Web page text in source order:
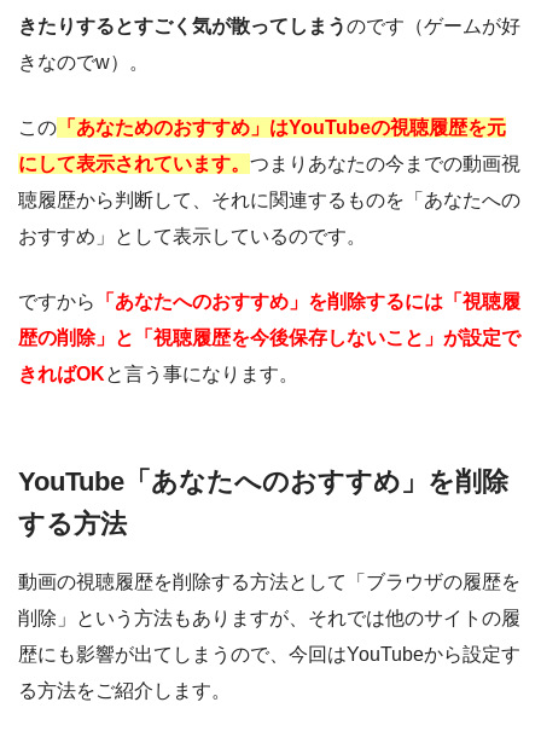
きたりするとすごく気が散ってしまうのです（ゲームが好
きなのでw）。
この 「あなためのおすすめ」はYouTubeの視聴履歴を元
にして表示されています。 つまりあなたの今までの動画視
聴履歴から判断して、それに関連するものを「あなたへの
おすすめ」として表示しているのです。
ですから
「あなたへのおすすめ」を削除するには「視聴履
歴の削除」と「視聴履歴を今後保存しないこと」が設定で
きればOKと言う事になります。
YouTube「あなたへのおすすめ」を削除
する方法
動画の視聴履歴を削除する方法として「ブラウザの履歴を
削除」という方法もありますが、それでは他のサイトの履
歴にも影響が出てしまうので、今回はYouTubeから設定す
る方法をご紹介します。